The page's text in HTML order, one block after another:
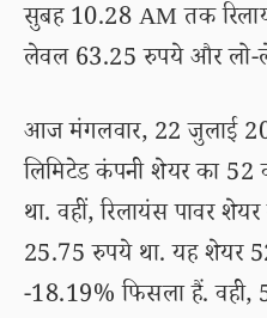
सुबह 10.28 AM तक
लेवल 63.25 रुपये और लो-
आज मंगलवार, 22 जुलाई
लिमिटेड कंपनी शेयर का
था. वहीं, रिलायंस पावर
25.75 रुपये था. यह शेयर
-18.19% फिसला हैं. वही,